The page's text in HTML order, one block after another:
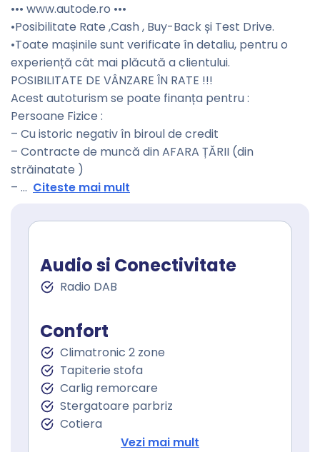
••• www.autode.ro •••
•Posibilitate Rate ,Cash , Buy-Back și Test Drive.
•Toate mașinile sunt verificate în detaliu, pentru o
experiență cât mai plăcută a clientului.
POSIBILITATE DE VÂNZARE ÎN RATE !!!
Acest autoturism se poate finanța pentru :
Persoane Fizice :
– Cu istoric negativ în biroul de credit
– Contracte de muncă din AFARA ȚĂRII (din
străinatate )
– ... Citeste mai mult
Audio si Conectivitate
Radio DAB
Confort
Climatronic 2 zone
Tapiterie stofa
Carlig remorcare
Stergatoare parbriz
Cotiera
Cotiera spateVezi mai mult